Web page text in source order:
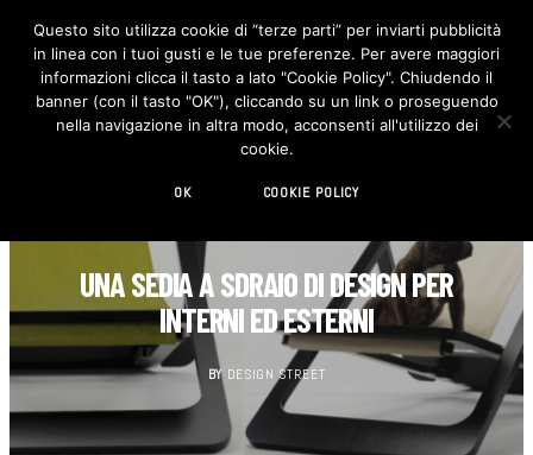
F
c
e
b
o
I
n
s
t
UNA SEDIA A SDRAIO DI DESIGN PER
INTERNI ED ESTERNI
BY DESIGN STREET
Questo sito utilizza cookie di “terze parti” per inviarti pubblicità
in linea con i tuoi gusti e le tue preferenze. Per avere maggiori
informazioni clicca il tasto a lato "Cookie Policy". Chiudendo il
banner (con il tasto "OK"), cliccando su un link o proseguendo
nella navigazione in altra modo, acconsenti all'utilizzo dei
cookie.
OK COOKIE POLICY